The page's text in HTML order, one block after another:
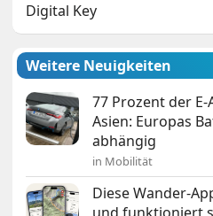
Digital Key
Weitere Neuigkeiten
77 Prozent der
Asien: Europas
abhängig
in Mobilität
Diese Wander-